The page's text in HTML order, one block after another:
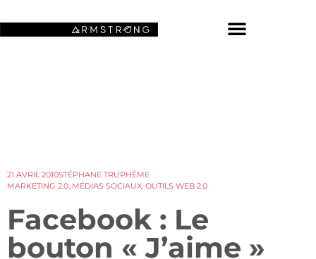
21 AVRIL 2010STÉPHANE TRUPHÈME
MARKETING 2.0, MÉDIAS SOCIAUX, OUTILS WEB 2.0
Facebook : Le
bouton « J’aime »